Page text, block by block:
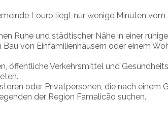
Louro liegt nur wenige Minuten
Ruhe und städtischer Nähe in einer
von Einfamilienhäusern oder einem
öffentliche Verkehrsmittel und
oder Privatpersonen, die nach einem
der Region Famalicão suchen.